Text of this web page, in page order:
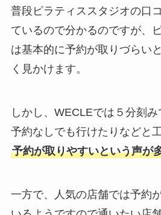
普段ピラティススタジオの口
ているので分かるのですが、
は基本的に予約が取りづらい
く見かけます。
しかし、WECLEでは５分刻み
予約なしでも行けたりなどと
予約が取りやすいという声が
一方で、人気の店舗では予約